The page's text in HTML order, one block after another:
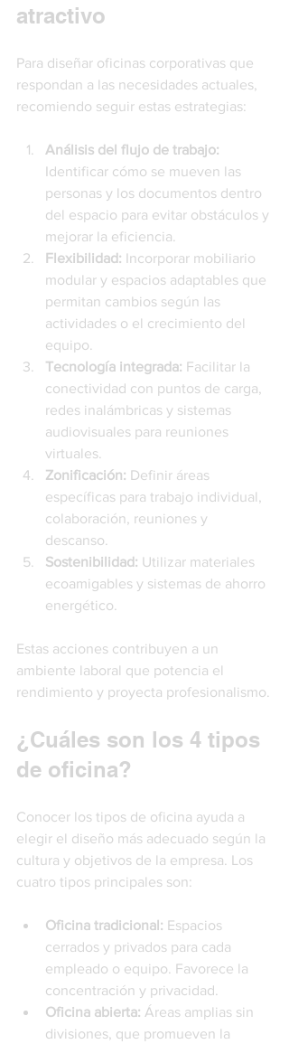
atractivo
Para diseñar oficinas corporativas que
respondan a las necesidades actuales,
recomiendo seguir estas estrategias:
Análisis del flujo de trabajo:
Identificar cómo se mueven las
personas y los documentos dentro
del espacio para evitar obstáculos y
mejorar la eficiencia.
Flexibilidad: Incorporar mobiliario
modular y espacios adaptables que
permitan cambios según las
actividades o el crecimiento del
equipo.
Tecnología integrada: Facilitar la
conectividad con puntos de carga,
redes inalámbricas y sistemas
audiovisuales para reuniones
virtuales.
Zonificación: Definir áreas
específicas para trabajo individual,
colaboración, reuniones y
descanso.
Sostenibilidad: Utilizar materiales
ecoamigables y sistemas de ahorro
energético.
Estas acciones contribuyen a un
ambiente laboral que potencia el
rendimiento y proyecta profesionalismo.
¿Cuáles son los 4 tipos
de oficina?
Conocer los tipos de oficina ayuda a
elegir el diseño más adecuado según la
cultura y objetivos de la empresa. Los
cuatro tipos principales son:
Oficina tradicional: Espacios
cerrados y privados para cada
empleado o equipo. Favorece la
concentración y privacidad.
Oficina abierta: Áreas amplias sin
divisiones, que promueven la